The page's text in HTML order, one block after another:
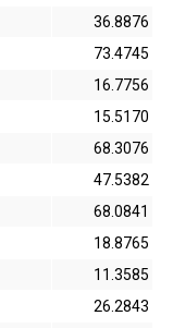
36.8876
73.4745
16.7756
15.5170
68.3076
47.5382
68.0841
18.8765
11.3585
26.2843